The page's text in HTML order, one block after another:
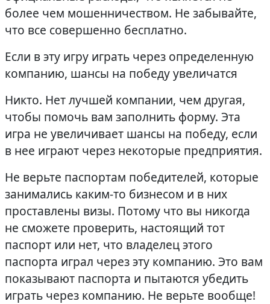
более чем мошенничеством. Не забывайте,
что все совершенно бесплатно.
Если в эту игру играть через определенную
компанию, шансы на победу увеличатся
Никто. Нет лучшей компании, чем другая,
чтобы помочь вам заполнить форму. Эта
игра не увеличивает шансы на победу, если
в нее играют через некоторые предприятия.
Не верьте паспортам победителей, которые
занимались каким-то бизнесом и в них
проставлены визы. Потому что вы никогда
не сможете проверить, настоящий тот
паспорт или нет, что владелец этого
паспорта играл через эту компанию. Это вам
показывают паспорта и пытаются убедить
играть через компанию. Не верьте вообще!